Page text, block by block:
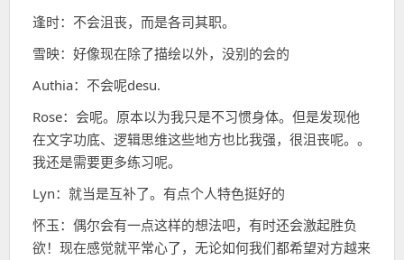
逢时：不会沮丧，而是各司其职。
雪映：好像现在除了描绘以外，没别的会的
Authia：不会呢desu.
Rose：会呢。原本以为我只是不习惯身体。但是发现他
在文字功底、逻辑思维这些地方也比我强，很沮丧呢。。
我还是需要更多练习呢。
Lyn：就当是互补了。有点个人特色挺好的
怀玉：偶尔会有一点这样的想法吧，有时还会激起胜负
欲！现在感觉就平常心了，无论如何我们都希望对方越来